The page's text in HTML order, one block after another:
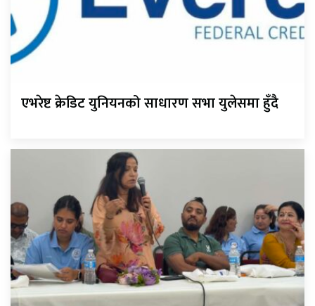
एभरेष्ट क्रेडिट युनियनको साधारण सभा युलेसमा हुँदै